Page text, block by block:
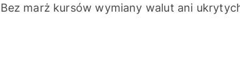
Bez marż kursów wymiany walut ani